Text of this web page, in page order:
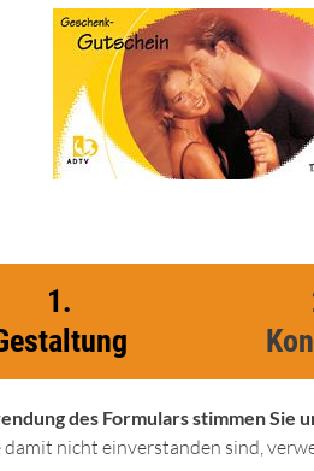
1.
des Formulars stimmen Sie
damit nicht einverstanden sind,